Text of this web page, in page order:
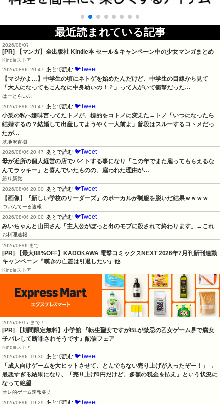
最近読まれている記事
2026/08/07
[PR] 【マンガ】全出版社 Kindle本 セール＆キャンペーン中の少女マンガまとめ
Kindleストア
2026/08/06 20:47
あとで読む 🐦Tweet
【マジかよ…】中学生の頃にネトゲを始めたんだけど、中学生の目線から見て
「大人になってもこんなに中身幼いの！？」って人がいて衝撃だった…
はーとらいふ
2026/08/06 20:47
あとで読む 🐦Tweet
小梨の私へ嫌味言ってたトメが、標的をコトメに変えた→トメ「いつになったら
結婚するの？結婚して出産してようやく一人前よ」普段はスルーするコトメだっ
たが…
基地沢直樹
2026/08/06 20:47
あとで読む 🐦Tweet
母が近所の個人経営の店でバイトする事になり「この年でまた雇ってもらえるな
んてラッキー」と喜んでいたものの、雇われた理由が…
怒り新党
2026/08/06 20:00
あとで読む 🐦Tweet
【画像】『新しい学校のリーダーズ』のボーカルが制服を脱いだ結果ｗｗｗｗ
ついんてーる速報
2026/08/06 20:00
あとで読む 🐦Tweet
みいちゃんと山田さん「主人公がぽっと出のモブに殺されて終わります」←これ
お料理速報
2026/08/09まで
[PR] 【最大88%OFF】KADOKAWA 電撃コミックスNEXT 2026年7月刊新刊連動
キャンペーン『嘆きの亡霊は引退したい』他
Kindleストア
2026/08/17 まで！
[PR] 【期間限定無料】小学館 『転生聖女ですがBLが禁忌の乙女ゲーム界で腐女
子バレして断罪されそうです』配信フェア
Kindleストア
2026/08/06 19:30
あとで読む 🐦Tweet
「成人向けゲームを大ヒットさせて、とんでもない売り上げが入ったぞー！」→
最悪すぎる結果になり、「売り上げ0円だけど、多額の税金を払え」という状況に
なって絶望
オレ的ゲーム速報＠刃
2026/08/06 19:29
あとで読む 🐦Tweet